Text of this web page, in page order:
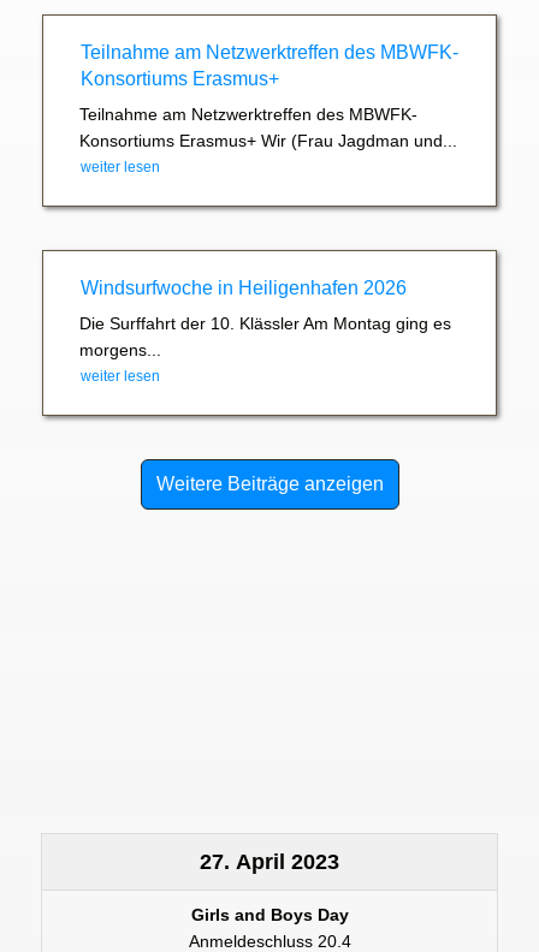
Teilnahme am Netzwerktreffen des MBWFK-
Konsortiums Erasmus+
Teilnahme am Netzwerktreffen des MBWFK-
Konsortiums Erasmus+ Wir (Frau Jagdman und...
weiter lesen
Windsurfwoche in Heiligenhafen 2026
Die Surffahrt der 10. Klässler Am Montag ging es
morgens...
weiter lesen
Weitere Beiträge anzeigen
27. April 2023
Girls and Boys Day
Anmeldeschluss 20.4